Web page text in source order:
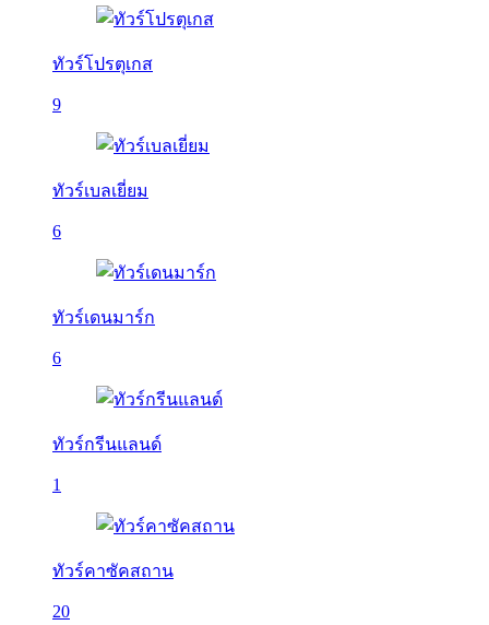
ทัวร์โปรตุเกส
9
ทัวร์เบลเยี่ยม
6
ทัวร์เดนมาร์ก
6
ทัวร์กรีนแลนด์
1
ทัวร์คาซัคสถาน
20